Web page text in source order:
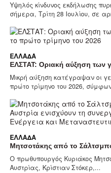
Υψηλός κίνδυνος εκδήλωσης
σήμερα, Τρίτη 28 Ιουλίου, σε
ΕΛΛΆΔΑ
ΕΛΣΤΑΤ: Οριακή αύξηση των
Μικρή αύξηση κατέγραψαν οι
πρώτο τρίμηνο του 2026,
ΕΛΛΆΔΑ
Μητσοτάκης από το
Ο πρωθυπουργός Κυριάκος
Αυστρίας, Κρίστιαν Στόκερ,...